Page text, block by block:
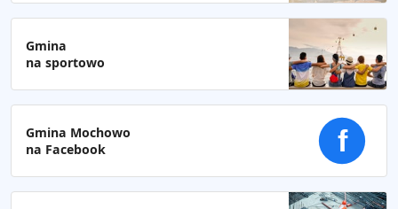
Gmina
na sportowo
Gmina Mochowo
na Facebook
f